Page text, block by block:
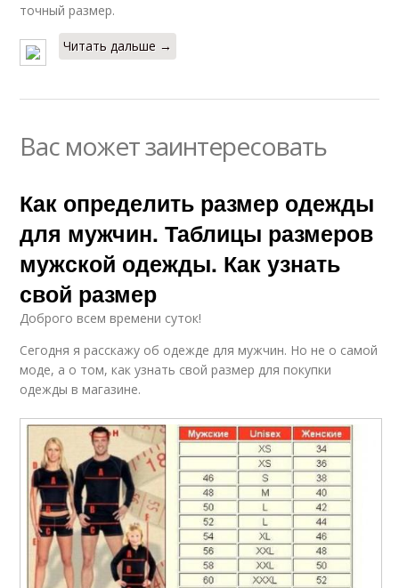
точный размер.
Читать дальше →
Вас может заинтересовать
Как определить размер одежды
для мужчин. Таблицы размеров
мужской одежды. Как узнать
свой размер
Доброго всем времени суток!
Сегодня я расскажу об одежде для мужчин. Но не о самой
моде, а о том, как узнать свой размер для покупки
одежды в магазине.